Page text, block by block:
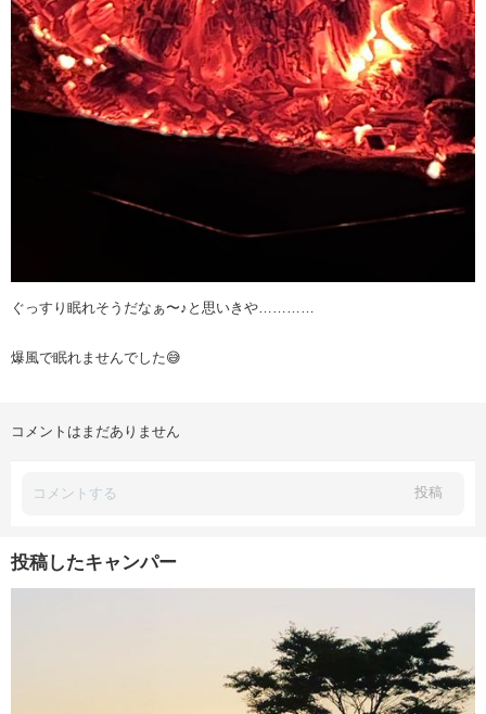
ぐっすり眠れそうだなぁ〜♪と思いきや…………
爆風で眠れませんでした😅
コメントはまだありません
投稿
投稿したキャンパー